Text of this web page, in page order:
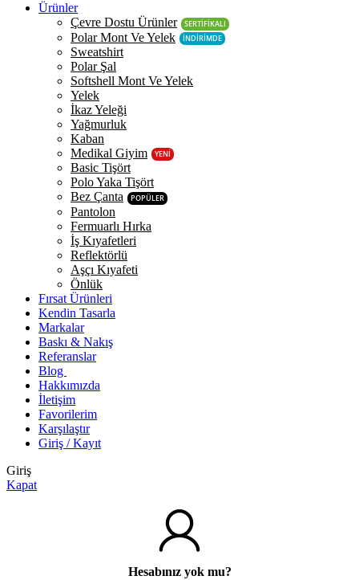
Ürünler
Çevre Dostu Ürünler
SERTİFİKALI
Polar Mont Ve Yelek İNDİRİMDE
Sweatshirt
Polar Şal
Softshell Mont Ve Yelek
Yelek
İkaz Yeleği
Yağmurluk
Kaban
Medikal Giyim
YENİ
Basic Tişört
Polo Yaka Tişört
Bez Çanta
POPÜLER
Pantolon
Fermuarlı Hırka
İş Kıyafetleri
Reflektörlü
Aşçı Kıyafeti
Önlük
Fırsat Ürünleri
Kendin Tasarla
Markalar
Baskı & Nakış
Referanslar
Blog
Hakkımızda
İletişim
Favorilerim
Karşılaştır
Giriş / Kayıt
Giriş
Kapat
Hesabınız yok mu?